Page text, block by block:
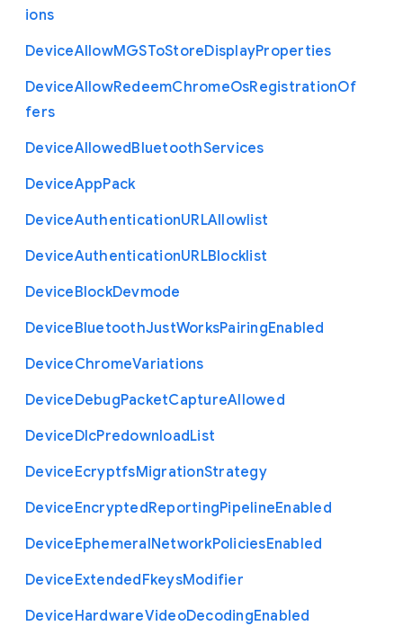
ions
DeviceAllowMGSToStoreDisplayProperties
DeviceAllowRedeemChromeOsRegistrationOf
fers
DeviceAllowedBluetoothServices
DeviceAppPack
DeviceAuthenticationURLAllowlist
DeviceAuthenticationURLBlocklist
DeviceBlockDevmode
DeviceBluetoothJustWorksPairingEnabled
DeviceChromeVariations
DeviceDebugPacketCaptureAllowed
DeviceDlcPredownloadList
DeviceEcryptfsMigrationStrategy
DeviceEncryptedReportingPipelineEnabled
DeviceEphemeralNetworkPoliciesEnabled
DeviceExtendedFkeysModifier
DeviceHardwareVideoDecodingEnabled